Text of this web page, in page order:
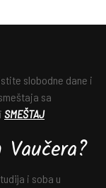
slobodne dane i
sa
SMEŠTAJ
i soba u